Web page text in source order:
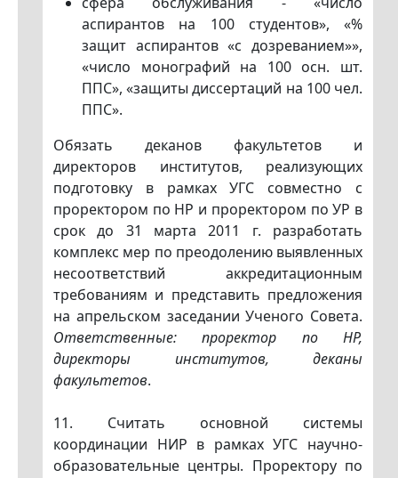
аспирантов на 100 студентов», «%
защит аспирантов «с дозреванием»»,
«число монографий на 100 осн. шт.
ППС», «защиты диссертаций на 100 чел.
ППС».
Обязать деканов факультетов и
директоров институтов, реализующих
подготовку в рамках УГС совместно с
проректором по HP и проректором по УР в
срок до 31 марта 2011 г. разработать
комплекс мер по преодолению выявленных
несоответствий аккредитационным
требованиям и представить предложения
на апрельском заседании Ученого Совета.
Ответственные: проректор по HP,
директоры институтов, деканы
факультетов.
11. Считать основной системы
координации НИР в рамках УГС научно-
образовательные центры. Проректору по